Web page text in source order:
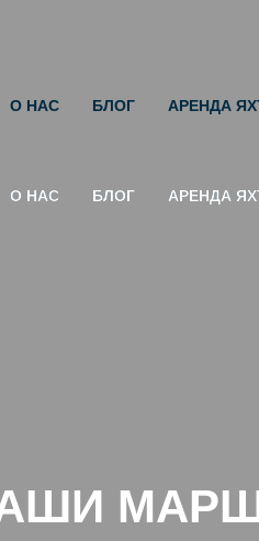
О НАС БЛОГ АРЕНДА
О НАС БЛОГ АРЕНДА
О НАС БЛОГ АРЕНДА